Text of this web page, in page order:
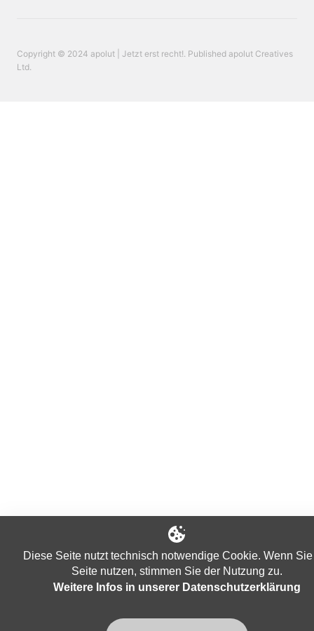
Copyright © 2024 apolut | Jetzt erst recht!. Published apolut Creatives
Ltd.
Diese Seite nutzt technisch notwendige Cookie. Wenn
Seite nutzen, stimmen Sie der Nutzung zu.
Weitere Infos in unserer Datenschutzerklärung